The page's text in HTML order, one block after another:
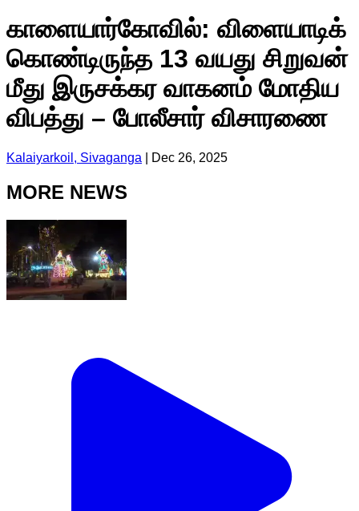
காளையார்கோவில்: விளையாடிக்
கொண்டிருந்த 13 வயது சிறுவன்
மீது இருசக்கர வாகனம் மோதிய
விபத்து – போலீசார் விசாரணை
Kalaiyarkoil, Sivaganga Dec 26, 2025
MORE NEWS